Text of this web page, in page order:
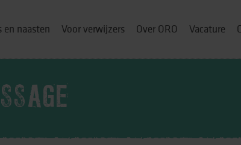
en naasten Voor verwijzers Over ORO Vacature